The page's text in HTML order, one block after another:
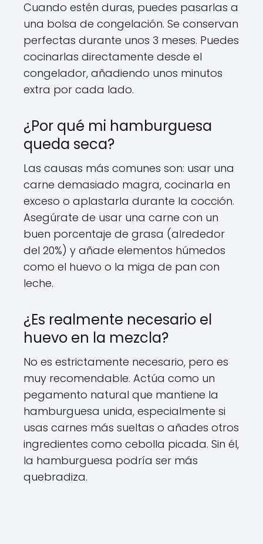
Cuando estén duras, puedes pasarlas a
una bolsa de congelación. Se conservan
perfectas durante unos 3 meses. Puedes
cocinarlas directamente desde el
congelador, añadiendo unos minutos
extra por cada lado.
¿Por qué mi hamburguesa
queda seca?
Las causas más comunes son: usar una
carne demasiado magra, cocinarla en
exceso o aplastarla durante la cocción.
Asegúrate de usar una carne con un
buen porcentaje de grasa (alrededor
del 20%) y añade elementos húmedos
como el huevo o la miga de pan con
leche.
¿Es realmente necesario el
huevo en la mezcla?
No es estrictamente necesario, pero es
muy recomendable. Actúa como un
pegamento natural que mantiene la
hamburguesa unida, especialmente si
usas carnes más sueltas o añades otros
ingredientes como cebolla picada. Sin él,
la hamburguesa podría ser más
quebradiza.